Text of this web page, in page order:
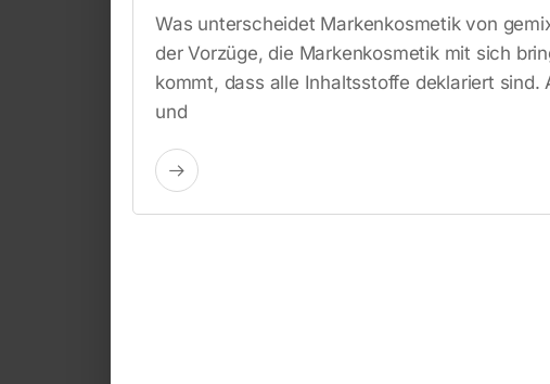
Was unterscheidet Markenkosmetik von
der Vorzüge, die Markenkosmetik mit sich
kommt, dass alle Inhaltsstoffe deklariert
und